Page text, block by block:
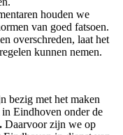
houden we
van goed fatsoen.
overschreden, laat het
kunnen nemen.
bezig met het maken
Eindhoven onder de
Daarvoor zijn we op